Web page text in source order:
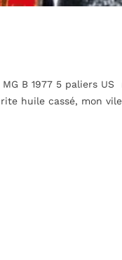
B 1977 5 paliers US
huile cassé, mon